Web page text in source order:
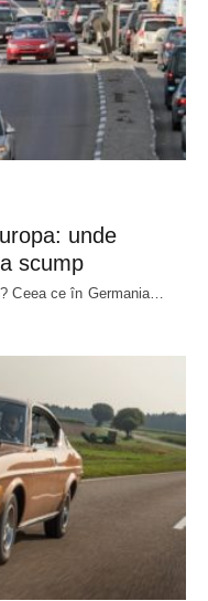
unde
scump
Ceea ce în Germania…